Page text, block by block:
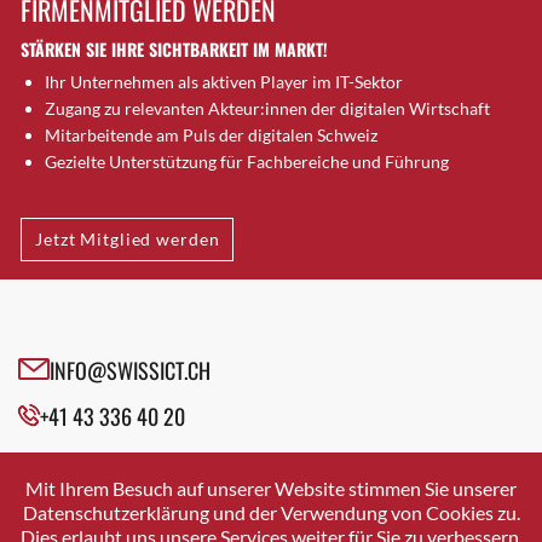
Brütten
Bubendorf
Bubikon
Buchs (SG)
Burgdorf
Bülach
Cazis
Cham
Davos Platz
Davos Platz 1
Dietikon
Dietlikon
FIRMENMITGLIED WERDEN
STÄRKEN SIE IHRE SICHTBARKEIT IM MARKT!
Ihr Unternehmen als aktiven Player im IT-Sektor
Zugang zu relevanten Akteur:innen der digitalen Wirtschaft
Mitarbeitende am Puls der digitalen Schweiz
Gezielte Unterstützung für Fachbereiche und Führung
Jetzt Mitglied werden
INFO@SWISSICT.CH
+41 43 336 40 20
SWISSICT
VULKANSTRASSE 120
8048 ZURICH
Mit Ihrem Besuch auf unserer Website stimmen Sie unserer
Datenschutzerklärung und der Verwendung von Cookies zu.
Dies erlaubt uns unsere Services weiter für Sie zu verbessern.